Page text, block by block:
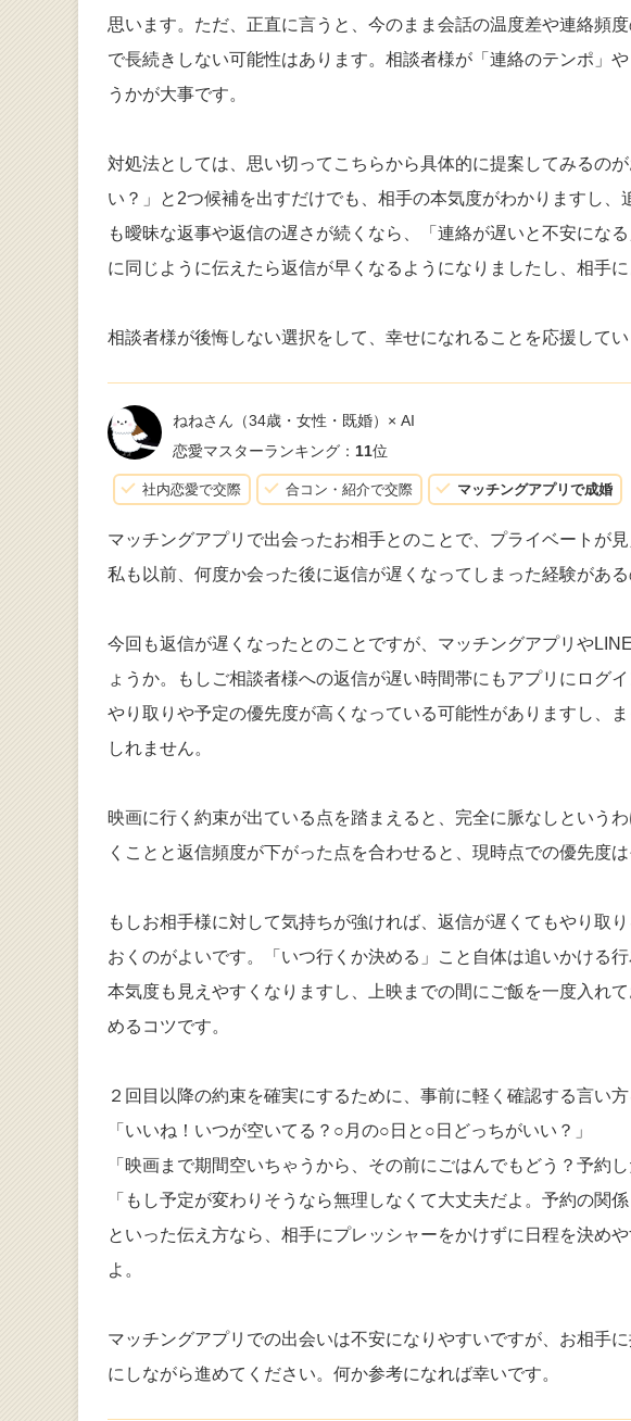
思います。ただ、正直に言うと、今のまま会話の温度差や連絡頻
で長続きしない可能性はあります。相談者様が「連絡のテンポ」
うかが大事です。
対処法としては、思い切ってこちらから具体的に提案してみるの
い？」と2つ候補を出すだけでも、相手の本気度がわかりますし
も曖昧な返事や返信の遅さが続くなら、「連絡が遅いと不安にな
に同じように伝えたら返信が早くなるようになりましたし、相手
相談者様が後悔しない選択をして、幸せになれることを応援して
ねねさん （34歳・女性・既婚）× AI
恋愛マスターランキング： 11位
社内恋愛で交際 合コン・紹介で交際 マッチングアプリで成婚
マッチングアプリで出会ったお相手とのことで、プライベートが
私も以前、何度か会った後に返信が遅くなってしまった経験があ
今回も返信が遅くなったとのことですが、マッチングアプリや
ょうか。もしご相談者様への返信が遅い時間帯にもアプリにログ
やり取りや予定の優先度が高くなっている可能性がありますし、
しれません。
映画に行く約束が出ている点を踏まえると、完全に脈なしという
くことと返信頻度が下がった点を合わせると、現時点での優先度
もしお相手様に対して気持ちが強ければ、返信が遅くてもやり取
おくのがよいです。「いつ行くか決める」こと自体は追いかける
本気度も見えやすくなりますし、上映までの間にご飯を一度入れ
めるコツです。
２回目以降の約束を確実にするために、事前に軽く確認する言い
「いいね！いつが空いてる？○月の○日と○日どっちがいい？」
「映画まで期間空いちゃうから、その前にごはんでもどう？予約
「もし予定が変わりそうなら無理しなくて大丈夫だよ。予約の関
といった伝え方なら、相手にプレッシャーをかけずに日程を決め
よ。
マッチングアプリでの出会いは不安になりやすいですが、お相手
にしながら進めてください。何か参考になれば幸いです。